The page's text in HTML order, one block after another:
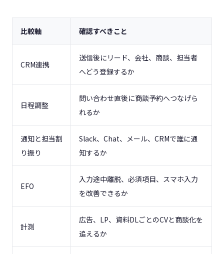
比較軸 確認すべきこと
CRM連携
送信後にリード、会社、商談、担当者
へどう登録するか
日程調整
問い合わせ直後に商談予約へつなげら
れるか
通知と担当割
り振り
Slack、Chat、メール、CRMで誰に通
知するか
EFO
入力途中離脱、必須項目、スマホ入力
を改善できるか
計測
広告、LP、資料DLごとのCVと商談化を
追えるか